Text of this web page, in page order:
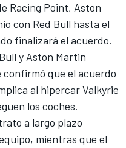
Racing Point, Aston
con Red Bull hasta el
finalizará el acuerdo.
y Aston Martin
confirmó que el acuerdo
al hipercar Valkyrie
los coches.
a largo plazo
mientras que el